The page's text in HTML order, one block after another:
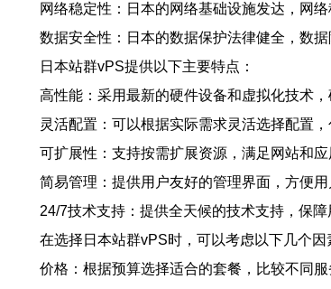
网络稳定性：日本的网络基础设施发达，网
数据安全性：日本的数据保护法律健全，数据
日本站群vPS提供以下主要特点：
高性能：采用最新的硬件设备和虚拟化技术，
灵活配置：可以根据实际需求灵活选择配置
可扩展性：支持按需扩展资源，满足网站和应
简易管理：提供用户友好的管理界面，方便用
24/7技术支持：提供全天候的技术支持，保障
在选择日本站群vPS时，可以考虑以下几个因
价格：根据预算选择适合的套餐，比较不同服